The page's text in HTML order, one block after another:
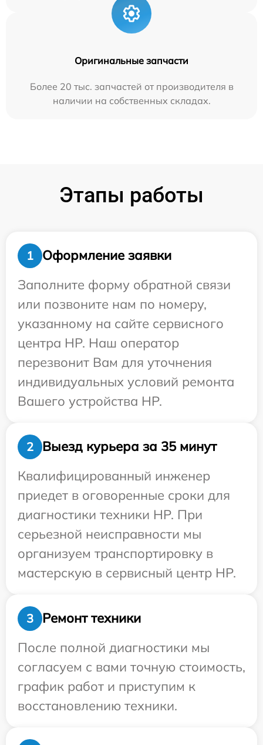
Оригинальные запчасти
Более 20 тыс. запчастей от производителя в
наличии на собственных складах.
Этапы работы
1
Оформление заявки
Заполните форму обратной связи
или позвоните нам по номеру,
указанному на сайте сервисного
центра HP. Наш оператор
перезвонит Вам для уточнения
индивидуальных условий ремонта
Вашего устройства HP.
2
Выезд курьера за 35 минут
Квалифицированный инженер
приедет в оговоренные сроки для
диагностики техники HP. При
серьезной неисправности мы
организуем транспортировку в
мастерскую в сервисный центр HP.
3
Ремонт техники
После полной диагностики мы
согласуем с вами точную стоимость,
график работ и приступим к
восстановлению техники.